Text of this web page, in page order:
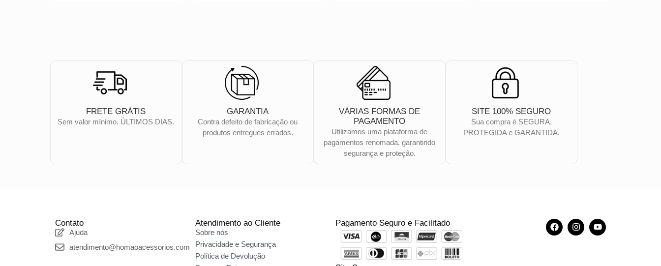
FRETE GRÁTIS
Sem valor mínimo. ÚLTIMOS DIAS.
GARANTIA
Contra defeito de fabricação ou
produtos entregues errados.
VÁRIAS FORMAS DE
PAGAMENTO
Utilizamos uma plataforma de
pagamentos renomada, garantindo
segurança e proteção.
SITE 100% SEGURO
Sua compra é SEGURA,
PROTEGIDA e GARANTIDA.
Contato
Ajuda
atendimento@homaoacessorios.com
Atendimento ao Cliente
Sobre nós
Privacidade e Segurança
Política de Devolução
Pagamento Seguro e Facilitado